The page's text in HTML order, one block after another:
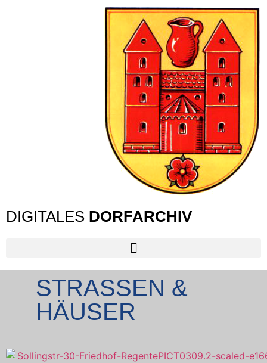
DIGITALES DORFARCHIV
STRASSEN &
HÄUSER